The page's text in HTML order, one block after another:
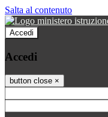
Salta al contenuto
Accedi
Accedi
button close ×